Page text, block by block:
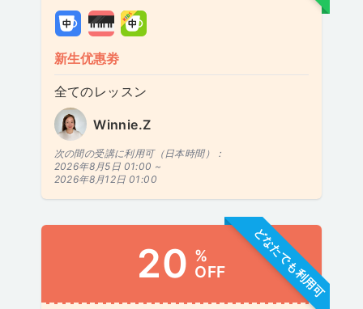
新生优惠劵
全てのレッスン
Winnie.Z
次の間の受講に利用可（日本時間）：
2026年8月5日 01:00 ~
2026年8月12日 01:00
どなたでも利用可
20 %
OFF